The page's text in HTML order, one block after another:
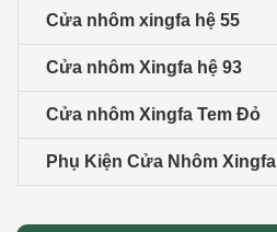
Cửa nhôm xingfa hệ 55
Cửa nhôm Xingfa hệ 93
Cửa nhôm Xingfa Tem Đỏ
Phụ Kiện Cửa Nhôm Xingfa